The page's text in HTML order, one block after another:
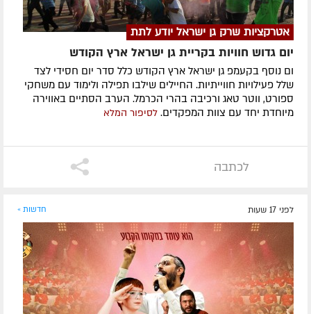
אטרקציות שרק גן ישראל יודע לתת
יום גדוש חוויות בקריית גן ישראל ארץ הקודש
ום נוסף בקעמפ גן ישראל ארץ הקודש כלל סדר יום חסידי לצד
שלל פעילויות חווייתיות. החיילים שילבו תפילה ולימוד עם משחקי
ספורט, ווטר טאג ורכיבה בהרי הכרמל. הערב הסתיים באווירה
מיוחדת יחד עם צוות המפקדים. לסיפור המלא
לכתבה
לפני 17 שעות חדשות »